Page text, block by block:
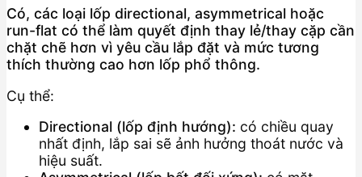
Có, các loại lốp directional, asymmetrical hoặc
run-flat có thể làm quyết định thay lẻ/thay cặp cần
chặt chẽ hơn vì yêu cầu lắp đặt và mức tương
thích thường cao hơn lốp phổ thông.
Cụ thể:
Directional (lốp định hướng): có chiều quay
nhất định, lắp sai sẽ ảnh hưởng thoát nước và
hiệu suất.